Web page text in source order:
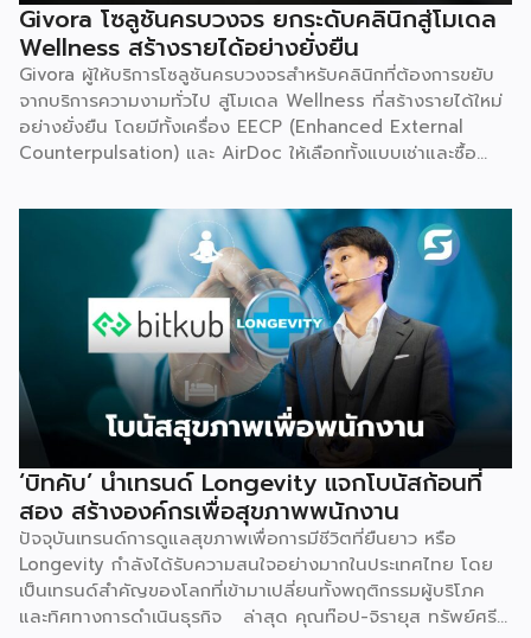
Givora โซลูชันครบวงจร ยกระดับคลินิกสู่โมเดล
Wellness สร้างรายได้อย่างยั่งยืน
Givora ผู้ให้บริการโซลูชันครบวงจรสำหรับคลินิกที่ต้องการขยับ
จากบริการความงามทั่วไป สู่โมเดล Wellness ที่สร้างรายได้ใหม่
อย่างยั่งยืน โดยมีทั้งเครื่อง EECP (Enhanced External
Counterpulsation) และ AirDoc ให้เลือกทั้งแบบเช่าและซื้อ
ธุรกิจใหม่ พร้อมทีมช่างที่คอยดูแลตรวจเช็กเครื่องมืออย่าง
สม่ำเสมอ ให้มั่นใจได้ว่าอุปกรณ์ทำงานอย่างมีประสิทธิภาพตลอด
อายุการใช้งาน เหมาะสำหรับคลินิกที่ต้องการสร้างรายได้เพิ่ม โดย
ไม่ต้องใช้เงินก้อนใหญ่ตั้งแต่วันแรก จุดเริ่มต้น มองเห็นกับดักที่
ทำให้อุตสาหกรรมสุขภาพ-ความงามไปไม่ถึงเป้าหมาย Givora
ไม่ได้เริ่มต้นจากการขายเครื่องมือเพียงอย่างเดียว แต่เกิดจากการ
มองเห็นว่าผู้ประกอบการจำนวนมากที่ตั้งใจอยากขยายธุรกิจสู่
Wellness กลับติดกับดักซ้ำ ๆ 3 เรื่องหลัก จนไปไม่ถึงเป้าหมาย
ที่วางไว้ ได้แก่ การไม่มีความรู้และขาดความเชี่ยวชาญเฉพาะด้าน
การไม่มีฐานลูกค้าเพราะการตลาดไม่ตรงกลุ่ม และการเริ่มต้นผิด
จุดทั้งเรื่องเครื่องมือ ระบบ และราคา Givora จึงออกแบบ
โซลูชันให้ครอบคลุมทั้งสามปัญหานี้ในคราวเดียวกัน แทนที่จะให้
คลินิกต้องแก้ปัญหาทีละเรื่องด้วยตัวเอง ด้านความรู้และความ
เชี่ยวชาญ — Givora มีทีมฝึกอบรมบุคลากรให้ได้มาตรฐาน
เดียวกัน พร้อมควบคุมคุณภาพและมาตรฐานการบริการตลอด
กระบวนการ เพื่อให้คลินิกพันธมิตรมั่นใจได้ว่าบุคลากรพร้อมให้
บริการอย่างถูกต้องตั้งแต่วันแรก ด้านฐานลูกค้าและการตลาด
‘บิทคับ’ นำเทรนด์ Longevity แจกโบนัสก้อนที่
สอง สร้างองค์กรเพื่อสุขภาพพนักงาน
ปัจจุบันเทรนด์การดูแลสุขภาพเพื่อการมีชีวิตที่ยืนยาว หรือ
Longevity กำลังได้รับความสนใจอย่างมากในประเทศไทย โดย
เป็นเทรนด์สำคัญของโลกที่เข้ามาเปลี่ยนทั้งพฤติกรรมผู้บริโภค
และทิศทางการดำเนินธุรกิจ ล่าสุด คุณท๊อป-จิรายุส ทรัพย์ศรี